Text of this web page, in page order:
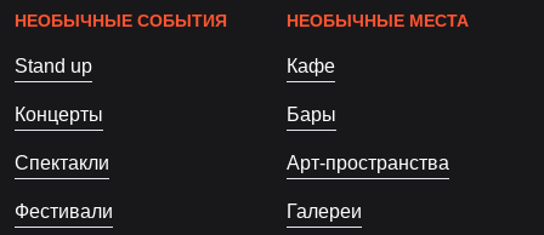
НЕОБЫЧНЫЕ СОБЫТИЯ
Stand up
Концерты
Спектакли
Фестивали
НЕОБЫЧНЫЕ МЕСТА
Кафе
Бары
Арт-пространства
Галереи